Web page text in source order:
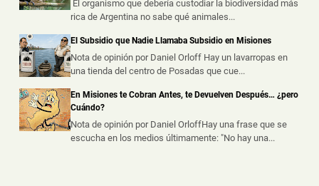
Hallaron un Auto Despistado sobre la Ruta 14 y
Aires
📅 3 ago 2026
había sido abandonado tras un ...
El organismo que debería custodiar la biodiversidad más
rica de Argentina no sabe qué animales...
El Subsidio que Nadie Llamaba Subsidio en Misiones
Nota de opinión por Daniel Orloff Hay un lavarropas en
una tienda del centro de Posadas que cue...
En Misiones te Cobran Antes, te Devuelven Después… ¿pero
Cuándo?
Nota de opinión por Daniel OrloffHay una frase que se
escucha en los medios últimamente: "No hay una...